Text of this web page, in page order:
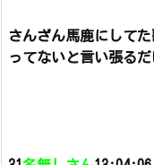
さんざん馬鹿にして
ってないと言い張る